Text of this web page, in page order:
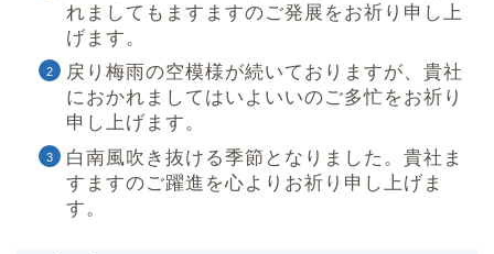
れましてもますますのご発展をお祈り申し上
げます。
戻り梅雨の空模様が続いておりますが、貴社
におかれましてはいよいいのご多忙をお祈り
申し上げます。
白南風吹き抜ける季節となりました。貴社ま
すますのご躍進を心よりお祈り申し上げま
す。